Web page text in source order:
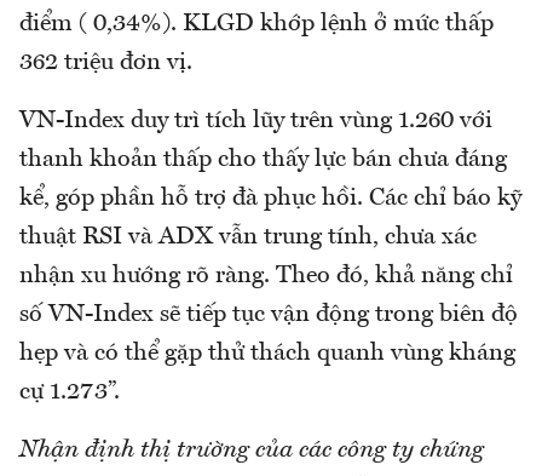
điểm ( 0,34%). KLGD khớp lệnh ở mức thấp
362 triệu đơn vị.
VN-Index duy trì tích lũy trên vùng 1.260 với
thanh khoản thấp cho thấy lực bán chưa đáng
kể, góp phần hỗ trợ đà phục hồi. Các chỉ báo kỹ
thuật RSI và ADX vẫn trung tính, chưa xác
nhận xu hướng rõ ràng. Theo đó, khả năng chỉ
số VN-Index sẽ tiếp tục vận động trong biên độ
hẹp và có thể gặp thử thách quanh vùng kháng
cự 1.273”.
Nhận định thị trường của các công ty chứng